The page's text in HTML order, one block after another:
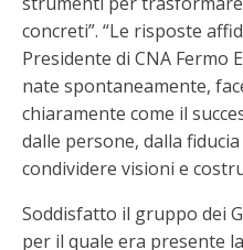
concreti”. “Le risposte
Presidente di CNA Fermo
nate spontaneamente,
chiaramente come il
dalle persone, dalla
condividere visioni e
Soddisfatto il gruppo dei
per il quale era presente